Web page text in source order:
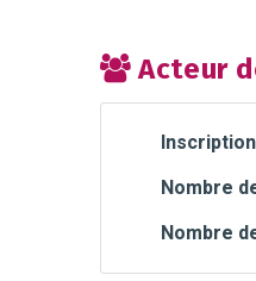
Acteur
Nombre
Nombre